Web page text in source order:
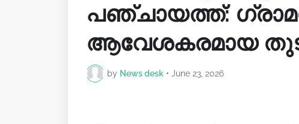
പഞ്ചായത്ത്‌:
ആവേശകരമായ
by News desk • June 23, 2026